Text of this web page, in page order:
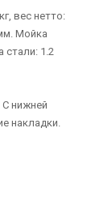
вес нетто:
Мойка
стали: 1.2
С нижней
накладки.